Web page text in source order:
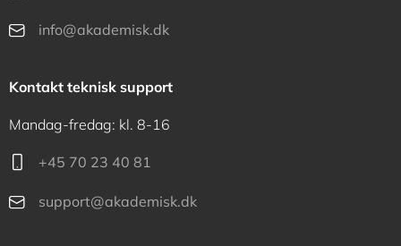
info@akademisk.dk
Kontakt teknisk support
Mandag-fredag: kl. 8-16
+45 70 23 40 81
support@akademisk.dk